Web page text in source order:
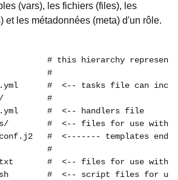
(vars), les fichiers (files), les
et les métadonnées (meta) d'un rôle.
# this hierarchy
#
#  <-- tasks file can
#
#  <-- handlers file
#  <-- files for use with
#  <------- templates end
#
#  <-- files for use with
#  <-- script files for